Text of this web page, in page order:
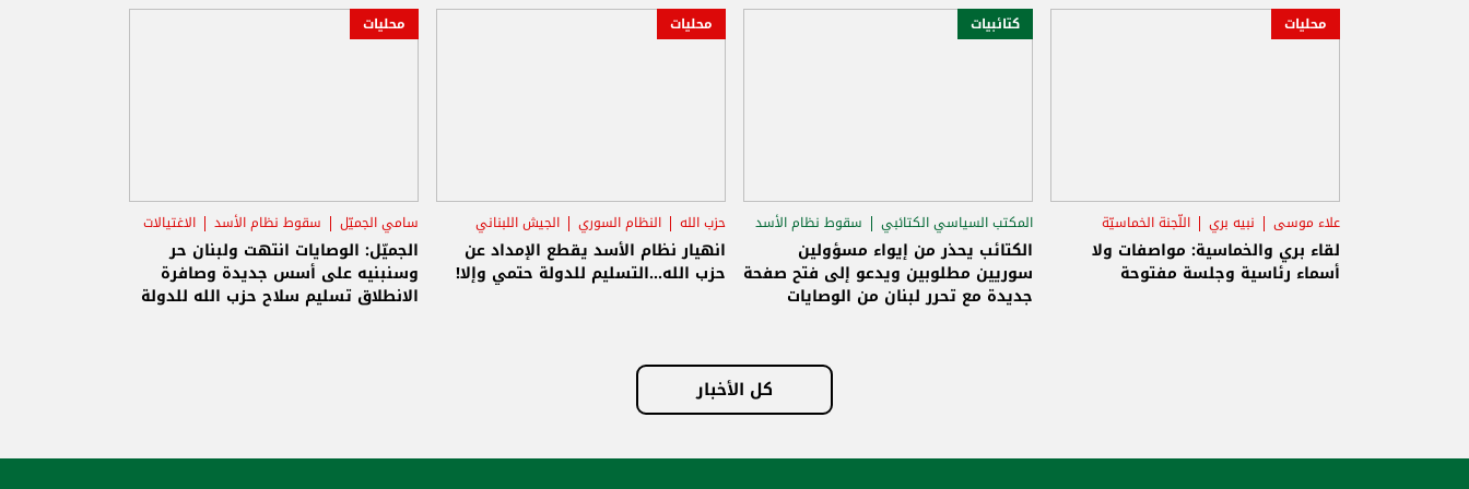
محليات
علاء موسى نبيه بري اللّجنة الخماسيّة
لقاء بري والخماسية: مواصفات ولا
أسماء رئاسية وجلسة مفتوحة
كتائبيات
المكتب السياسي الكتائبي
سقوط نظام الأسد
الاستحقاق الرئاسي
الكتائب يحذر من إيواء مسؤولين
سوريين مطلوبين ويدعو إلى فتح صفحة
جديدة مع تحرر لبنان من الوصايات
محليات
حزب الله النظام السوري الجيش اللبناني
انهيار نظام الأسد يقطع الإمداد عن
حزب الله...التسليم للدولة حتمي وإلا!
محليات
سامي الجميّل سقوط نظام الأسد الاغتيالات
الجميّل: الوصايات انتهت ولبنان حر
وسنبنيه على أسس جديدة وصافرة
الانطلاق تسليم سلاح حزب الله للدولة
كل الأخبار